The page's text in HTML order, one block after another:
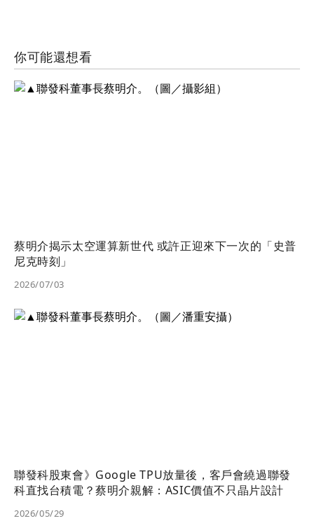
你可能還想看
蔡明介揭示太空運算新世代 或許正迎來下一次的「史普
尼克時刻」
2026/07/03
聯發科股東會》Google TPU放量後，客戶會繞過聯發
科直找台積電？蔡明介親解：ASIC價值不只晶片設計
2026/05/29